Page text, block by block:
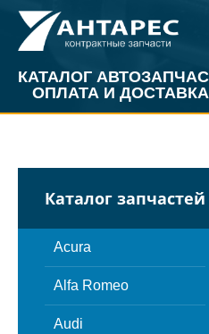
КАТАЛОГ
ОПЛАТА И ДОСТАВКА
Каталог запчастей
Acura
Alfa Romeo
Audi